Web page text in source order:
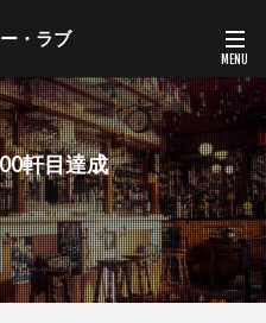
・ラブ
軒目達成